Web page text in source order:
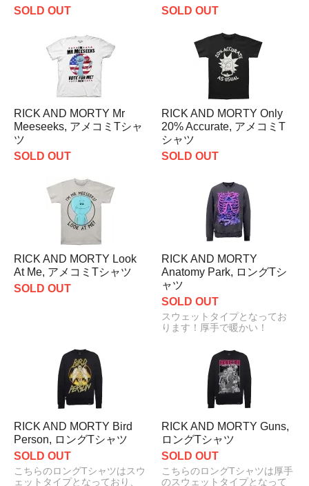
SOLD OUT
SOLD OUT
RICK AND MORTY Mr
Meeseeks, アメコミTシャ
ツ
SOLD OUT
RICK AND MORTY Only
20% Accurate, アメコミT
シャツ
SOLD OUT
RICK AND MORTY Look
At Me, アメコミTシャツ
SOLD OUT
RICK AND MORTY
Anatomy Park, ロングTシ
ャツ
SOLD OUT
スウェットタイプとなってお
ります！厚手で暖かい！
RICK AND MORTY Bird
Person, ロングTシャツ
SOLD OUT
こちらのロングTシャツはスウ
ェットタイプとなっており、
RICK AND MORTY Guns,
ロングTシャツ
SOLD OUT
こちらのロングTシャツは厚手
のスウェットタイプとなって